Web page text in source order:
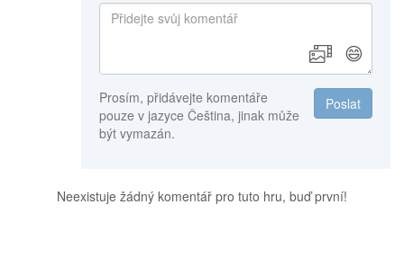
😄
Poslat
Prosím, přidávejte komentáře
pouze v jazyce Čeština, jinak může
být vymazán.
Neexistuje žádný komentář pro tuto hru, buď první!